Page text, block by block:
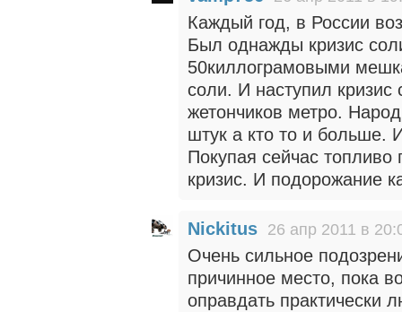
Каждый год, в России
Был однажды кризис
50киллограмовыми
соли. И наступил
жетончиков метро.
штук а кто то и больше.
Покупая сейчас
кризис. И подорожание
Nickitus 26 апр 2011 в
Очень сильное
причинное место, пока
оправдать практически